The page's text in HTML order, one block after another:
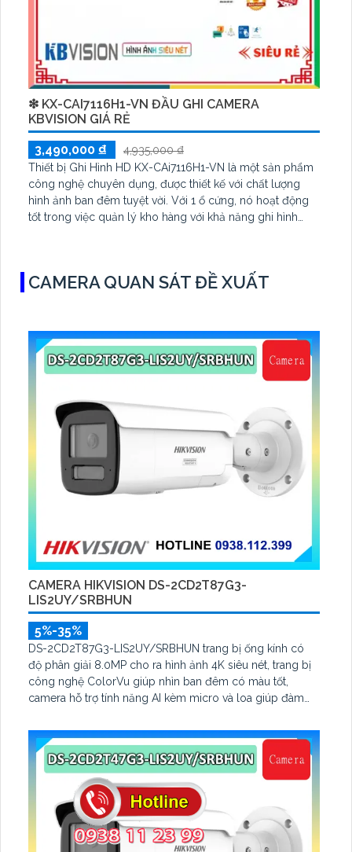
❇ KX-CAI7116H1-VN ĐẦU GHI CAMERA
KBVISION GIÁ RẺ
3,490,000 ₫
4,935,000 ₫
Thiết bị Ghi Hình HD KX-CAi7116H1-VN là một sản phẩm
công nghệ chuyên dụng, được thiết kế với chất lượng
hình ảnh ban đêm tuyệt vời. Với 1 ổ cứng, nó hoạt động
tốt trong việc quản lý kho hàng với khả năng ghi hình
CAMERA QUAN SÁT ĐỀ XUẤT
CAMERA HIKVISION DS-2CD2T87G3-
LIS2UY/SRBHUN
5%-35%
DS-2CD2T87G3-LIS2UY/SRBHUN trang bị ống kính có
độ phân giải 8.0MP cho ra hình ảnh 4K siêu nét, trang bị
công nghệ ColorVu giúp nhìn ban đêm có màu tốt,
camera hỗ trợ tính năng AI kèm micro và loa giúp đàm